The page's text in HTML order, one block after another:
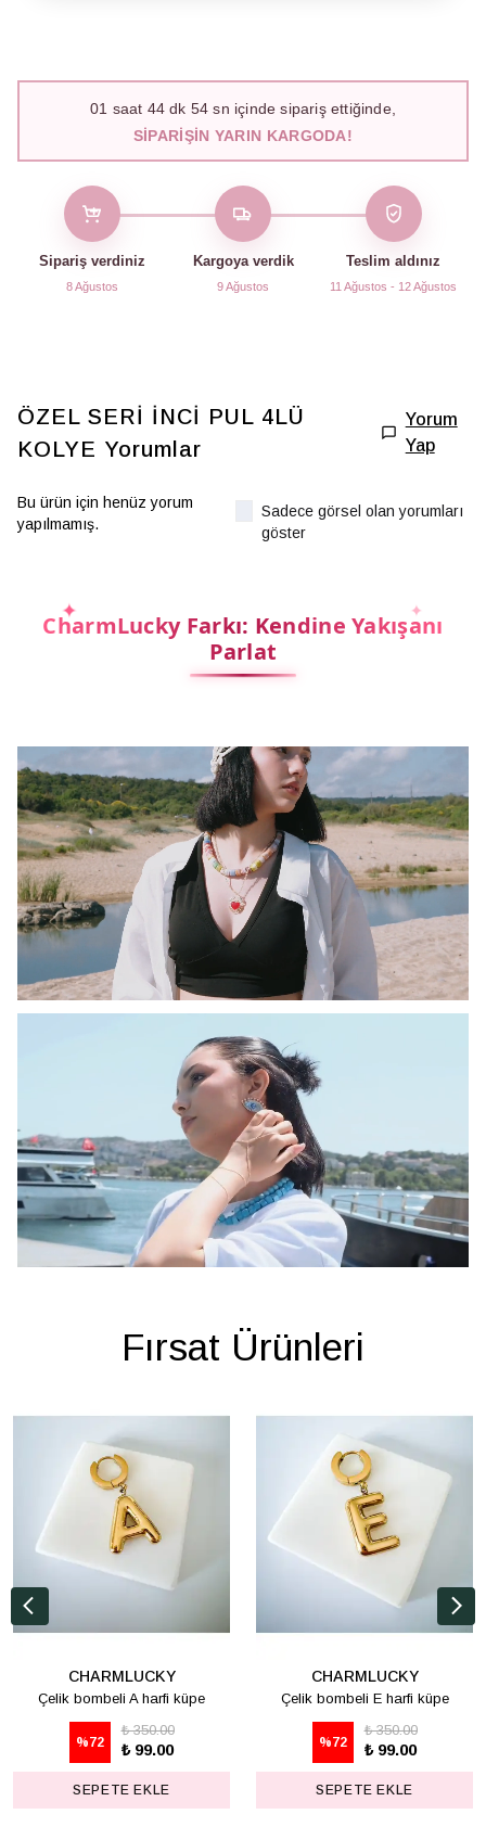
01 saat 44dk 53 sn içinde sipariş ettiğinde,
SIPARIŞIN YARIN KARGODA!
Sipariş verdiniz
8 Ağustos
Kargoya verdik
9 Ağustos
Teslim aldınız
11 Ağustos - 12 Ağustos
ÖZEL SERİ İNCİ PUL 4LÜ
KOLYE Yorumlar
Yorum
Yap
Bu ürün için henüz yorum
yapılmamış.
Sadece görsel olan yorumları
göster
CharmLucky Farkı: Kendine Yakışanı
Parlat
Fırsat Ürünleri
CHARMLUCKY
Çelik bombeli A harfi küpe
%72
₺ 350.00
₺ 99.00
SEPETE EKLE
CHARMLUCKY
Çelik bombeli E harfi küpe
%72
₺ 350.00
₺ 99.00
SEPETE EKLE